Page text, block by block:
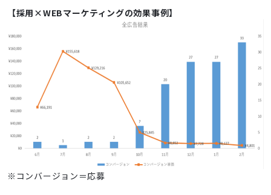
【採用×WEBマーケティングの効果事例】
※コンバージョン＝応募